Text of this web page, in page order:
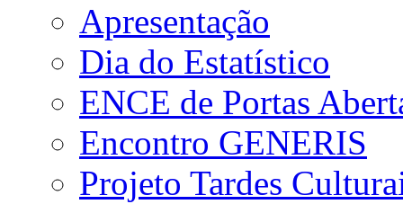
Apresentação
Dia do Estatístico
ENCE de Portas
Encontro GENERIS
Projeto Tardes